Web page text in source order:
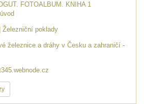
FOTOALBUM. KNIHA 1
Železniční poklady
železnice a dráhy v Česku a zahraničí -